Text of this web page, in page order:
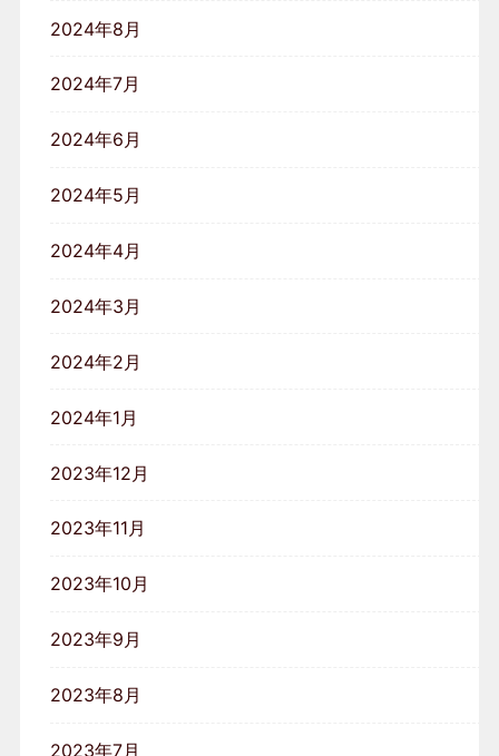
2024年8月
2024年7月
2024年6月
2024年5月
2024年4月
2024年3月
2024年2月
2024年1月
2023年12月
2023年11月
2023年10月
2023年9月
2023年8月
2023年7月